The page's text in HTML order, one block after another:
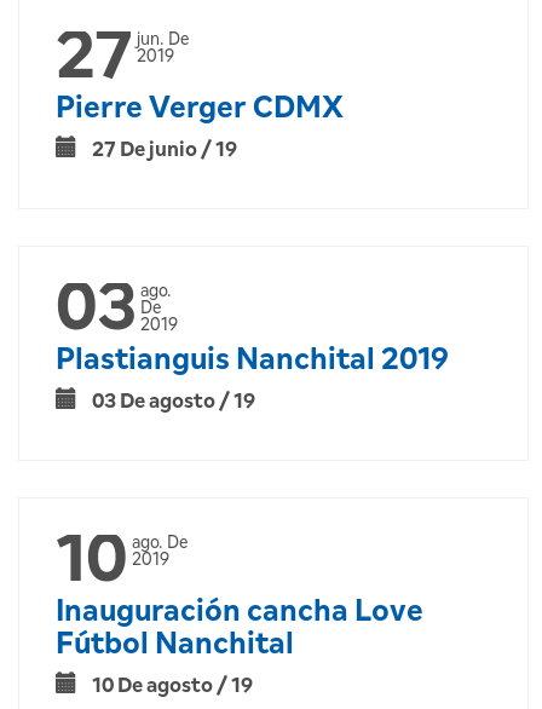
27 jun. De
2019
Pierre Verger CDMX
27 De junio / 19
03 ago.
De
2019
Plastianguis Nanchital 2019
03 De agosto / 19
10 ago. De
2019
Inauguración cancha Love
Fútbol Nanchital
10 De agosto / 19